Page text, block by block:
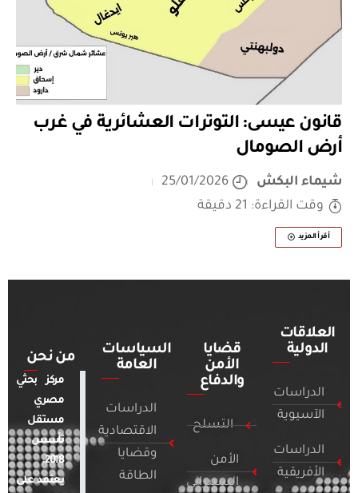
قانون عيسى: التوترات العشائرية في غرب
أرض الصومال
شيماء البكش
25/01/2026
وقت القراءة: 21 دقيقة
أقرأ المزيد
العلاقات
الدولية
الدراسات
الآسيوية
الدراسات
الأفريقية
قضايا
الأمن
والدفاع
التسلح
الأمن
السيبراني
السياسات
العامة
الدراسات
الاقتصادية
وقضايا
الطاقة
من نحن
مركز بحثي
مصري
مستقل
تأسس
2018.
يعتمد على